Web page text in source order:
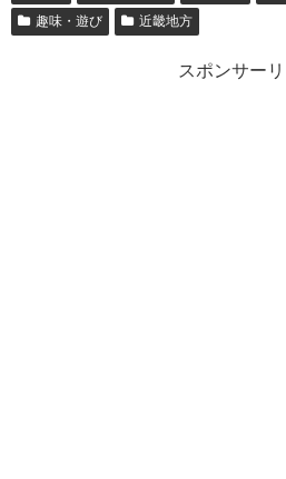
趣味・遊び
近畿地方
スポンサー